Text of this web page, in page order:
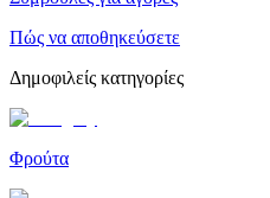
Πώς να αποθηκεύσετε
Δημοφιλείς κατηγορίες
Φρούτα